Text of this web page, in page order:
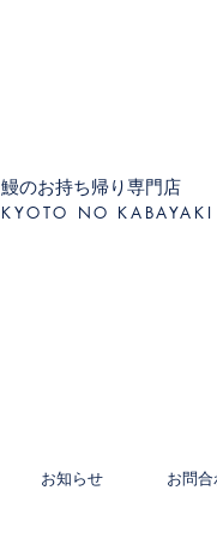
鰻のお持ち帰り専門店
KYOTO NO KABAYAKI
お知らせ お問